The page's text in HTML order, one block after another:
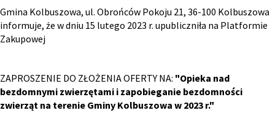
Gmina Kolbuszowa, ul. Obrońców Pokoju 21, 36-100 Kolbuszowa
informuje, że w dniu 15 lutego 2023 r. upubliczniła na Platformie
Zakupowej
ZAPROSZENIE DO ZŁOŻENIA OFERTY NA: "Opieka nad
bezdomnymi zwierzętami i zapobieganie bezdomności
zwierząt na terenie Gminy Kolbuszowa w 2023 r."